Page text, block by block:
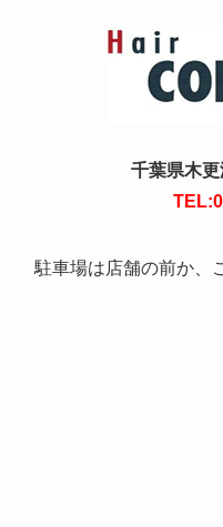
千葉県木
駐車場は店舗の前か、